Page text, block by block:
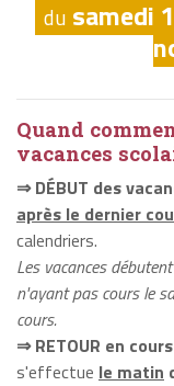
du samedi
Quand
vacances
⇒ DÉBUT des
après le dernier
calendriers.
Les vacances
n'ayant pas cours le
cours.
⇒ RETOUR en
s'effectue le matin